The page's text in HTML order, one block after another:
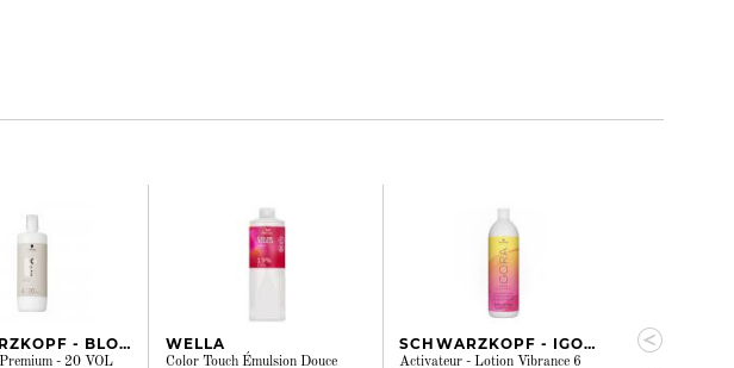
SCHWARZKOPF - BLONDME
- 20 VOL
WELLA
Color Touch Émulsion Douce
SCHWARZKOPF - IGORA
Activateur - Lotion Vibrance 6
WELLA